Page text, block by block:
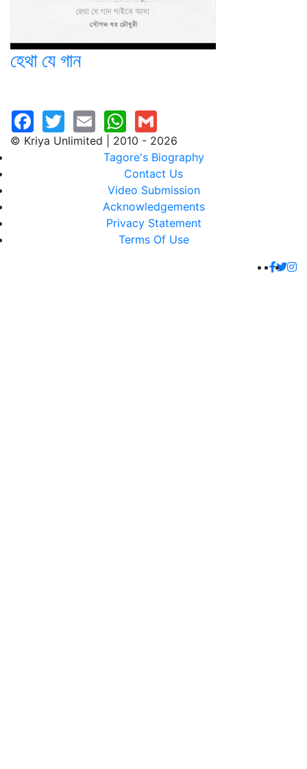
হেথা যে গান
© Kriya Unlimited | 2010 - 2026
Tagore's Biography
Contact Us
Video Submission
Acknowledgements
Privacy Statement
Terms Of Use